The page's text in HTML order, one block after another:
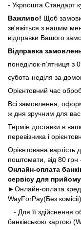
- Укрпошта Стандарт
Важливо! Щоб
зв'яжіться з нашим
відправки Вашого
Відправка
понеділок-п’ятниця з
субота-неділя за
Орієнтовний час
Всі замовлення,
ж дня зручним для
Термін доставки в
перевізника і
Орієнтована вартість
поштомати, від 80 грн
Онлайн-оплата
сервісу для прийому
►Онлайн-оплата
WayForPay(Без комісії)
- Для її здійснення
банківською картою